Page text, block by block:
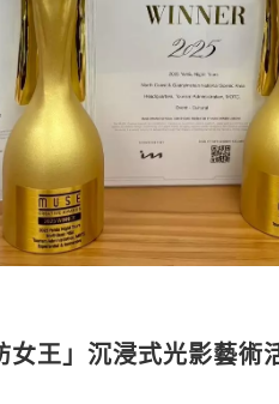
女王」沉浸式光影藝術